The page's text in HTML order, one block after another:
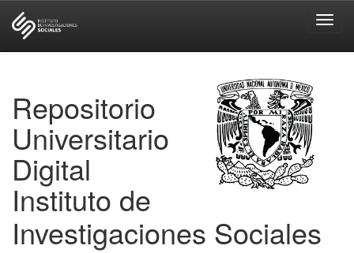
Repositorio
Universitario
Digital
Instituto de
Investigaciones Sociales